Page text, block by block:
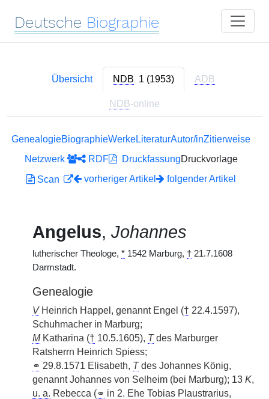
Deutsche Biographie
Übersicht NDB 1 (1953) ADB
NDB-online
GenealogieBiographieWerkeLiteraturAutor/inZitierweise
Netzwerk
RDF DruckfassungDruckvorlage
Scan
vorheriger Artikel folgender Artikel
Angelus, Johannes
lutherischer Theologe, * 1542 Marburg, † 21.7.1608
Darmstadt.
Genealogie
VHeinrich Happel, genannt Engel († 22.4.1597),
Schuhmacher in Marburg;
MKatharina († 10.5.1605), Tdes Marburger
Ratsherrn Heinrich Spiess;
⚭ 29.8.1571 Elisabeth, Tdes Johannes König,
genannt Johannes von Selheim (bei Marburg); 13 K,
u. a. Rebecca (⚭ in 2. Ehe Tobias Plaustrarius,